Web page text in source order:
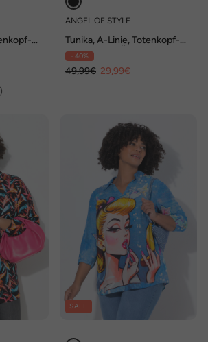
ANGEL OF STYLE
Tunika, A-Linie, Totenkopf-
Muster, 3/4-Ärmel
- 40%
49,99€ 29,99€
SALE